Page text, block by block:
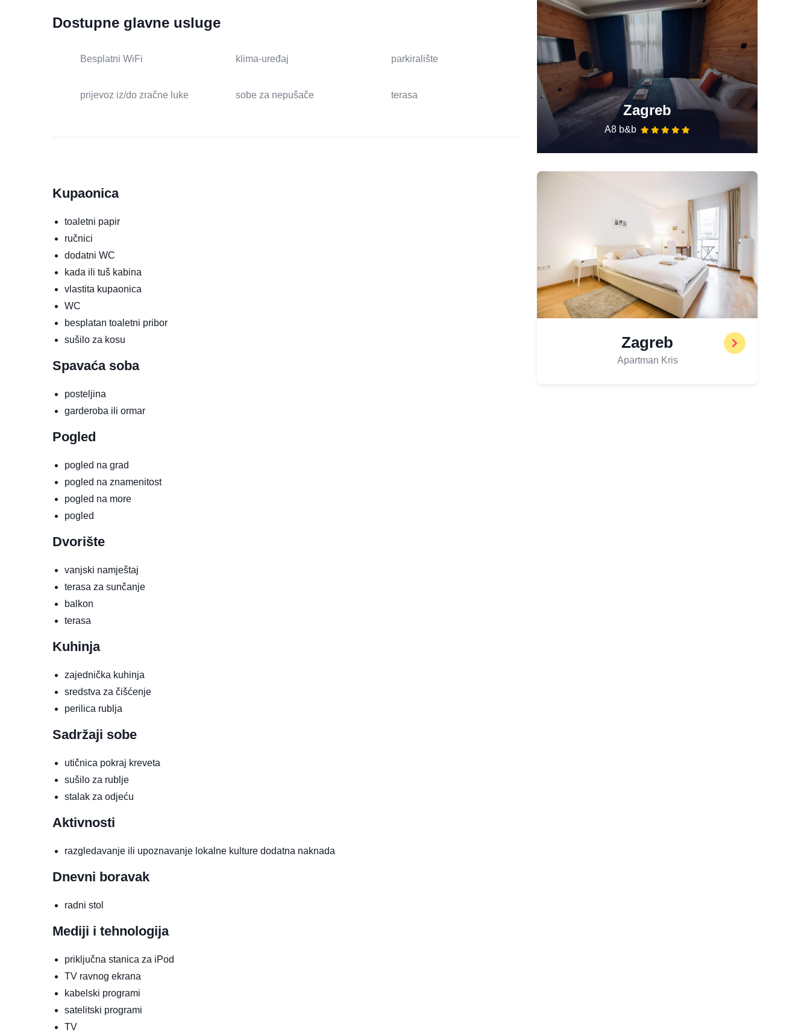
Dostupne glavne usluge
Besplatni WiFi klima-uređaj parkiralište
prijevoz iz/do zračne luke sobe za nepušače terasa
Kupaonica
toaletni papir
ručnici
dodatni WC
kada ili tuš kabina
vlastita kupaonica
WC
besplatan toaletni pribor
sušilo za kosu
Spavaća soba
posteljina
garderoba ili ormar
Pogled
pogled na grad
pogled na znamenitost
pogled na more
pogled
Dvorište
vanjski namještaj
terasa za sunčanje
balkon
terasa
Kuhinja
zajednička kuhinja
sredstva za čišćenje
perilica rublja
Sadržaji sobe
utičnica pokraj kreveta
sušilo za rublje
stalak za odjeću
Aktivnosti
razgledavanje ili upoznavanje lokalne kulture dodatna naknada
Dnevni boravak
radni stol
Mediji i tehnologija
priključna stanica za iPod
TV ravnog ekrana
kabelski programi
satelitski programi
TV
Zagreb
A8 b&b
Zagreb
Apartman Kris